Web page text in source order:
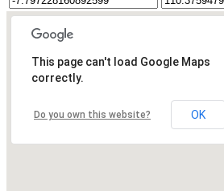
This page can't load Google Maps
correctly.
Do you own this website? OK